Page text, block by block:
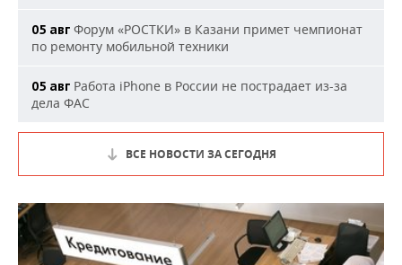
05 авг Форум «РОСТКИ» в Казани примет чемпионат
по ремонту мобильной техники
05 авг Работа iPhone в России не пострадает из-за
дела ФАС
ВСЕ НОВОСТИ ЗА СЕГОДНЯ